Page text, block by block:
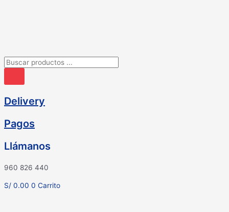
Búsqueda
productos
Delivery
Pagos
Llámanos
960 826 440
S/ 0.00 0 Carrito